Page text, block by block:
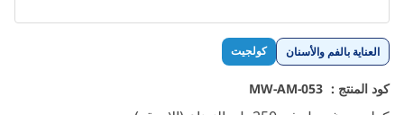
العناية بالفم والأسنان كولجيت
كود المنتج : MW-AM-053
تخطي
إلى
بداية
معرض